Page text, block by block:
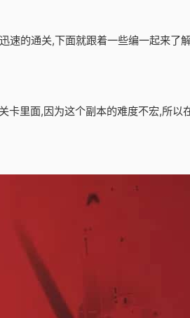
的通关,下面就跟着一些编一起来了
卡里面,因为这个副本的难度不宏,所以